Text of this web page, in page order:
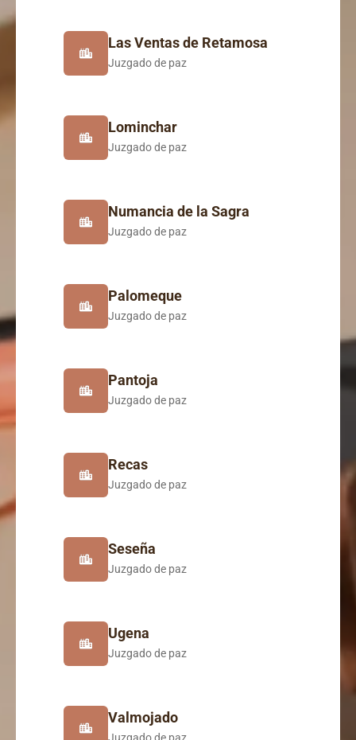
Las Ventas de Retamosa
Juzgado de paz
Lominchar
Juzgado de paz
Numancia de la Sagra
Juzgado de paz
Palomeque
Juzgado de paz
Pantoja
Juzgado de paz
Recas
Juzgado de paz
Seseña
Juzgado de paz
Ugena
Juzgado de paz
Valmojado